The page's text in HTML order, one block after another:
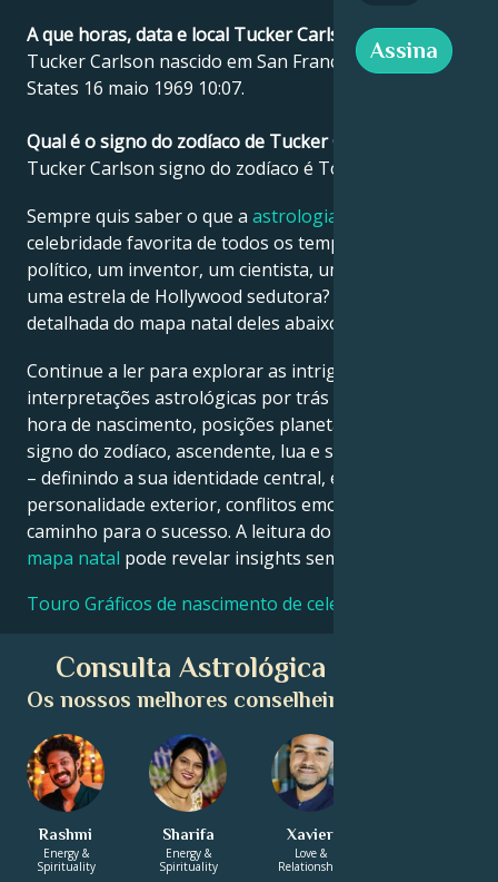
Sagitário
English
Assina
A que horas, data e local Tucker Carlson nasceu?
Tucker Carlson nascido em San Francisco, United
States 16 maio 1969 10:07.
Qual é o signo do zodíaco de Tucker Carlson?
Tucker Carlson signo do zodíaco é Touro.
Sempre quis saber o que a astrologia
celebridade favorita de todos os tempos – um
político, um inventor, um cientista, um músico ou
uma estrela de Hollywood sedutora? Veja a análise
detalhada do mapa natal deles abaixo para descobrir!
Continue a ler para explorar as intrigantes
interpretações astrológicas por trás da data, local e
hora de nascimento, posições planetárias, casas,
signo do zodíaco, ascendente, lua e signo ascendente
– definindo a sua identidade central, ego,
personalidade exterior, conflitos emocionais e
caminho para o sucesso. A leitura do seu próprio
mapa natal pode revelar insights semelhantes!
Touro Gráficos de nascimento de celebridades
Consulta Astrológica Gratuita
Os nossos melhores conselheiros:
Rashmi
Energy &
Spirituality
Sharifa
Energy &
Spirituality
Xavier
Love &
Relationship